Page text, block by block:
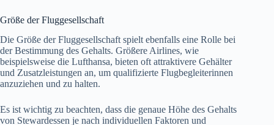
Größe der Fluggesellschaft
Die Größe der Fluggesellschaft spielt ebenfalls eine Rolle bei
der Bestimmung des Gehalts. Größere Airlines, wie
beispielsweise die Lufthansa, bieten oft attraktivere Gehälter
und Zusatzleistungen an, um qualifizierte Flugbegleiterinnen
anzuziehen und zu halten.
Es ist wichtig zu beachten, dass die genaue Höhe des Gehalts
von Stewardessen je nach individuellen Faktoren und